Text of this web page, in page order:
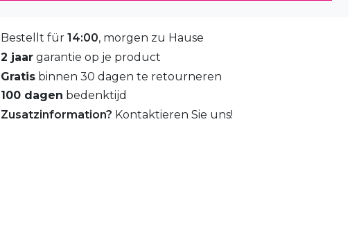
Bestellt für 14:00, morgen zu Hause
2 jaar garantie op je product
Gratis binnen 30 dagen te retourneren
100 dagen bedenktijd
Zusatzinformation? Kontaktieren Sie uns!